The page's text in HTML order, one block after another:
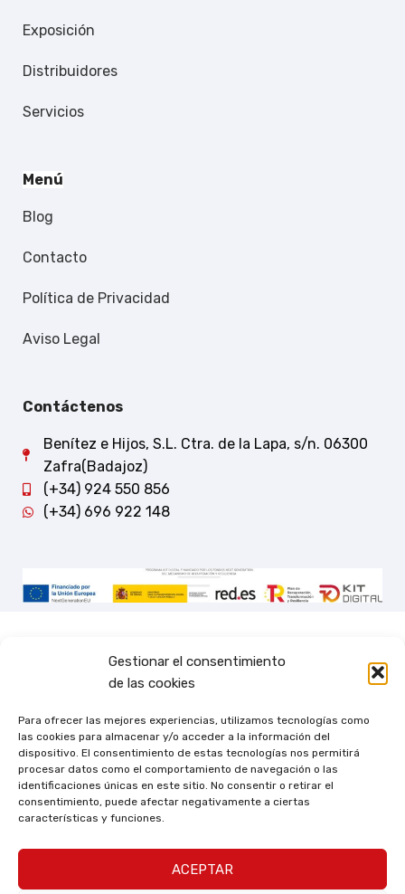
Gestionar el consentimiento
de las cookies
Para ofrecer las mejores experiencias, utilizamos tecnologías como
las cookies para almacenar y/o acceder a la información del
dispositivo. El consentimiento de estas tecnologías nos permitirá
procesar datos como el comportamiento de navegación o las
identificaciones únicas en este sitio. No consentir o retirar el
consentimiento, puede afectar negativamente a ciertas
características y funciones.
ACEPTAR
Exposición
Distribuidores
Servicios
Menú
Blog
Contacto
Política de Privacidad
Aviso Legal
Contáctenos
Benítez e Hijos, S.L. Ctra. de la Lapa, s/n. 06300
Zafra(Badajoz)
(+34) 924 550 856
(+34) 696 922 148